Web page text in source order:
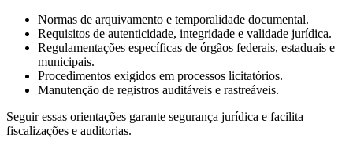
Normas de arquivamento e temporalidade documental.
Requisitos de autenticidade, integridade e validade jurídica.
Regulamentações específicas de órgãos federais, estaduais e
municipais.
Procedimentos exigidos em processos licitatórios.
Manutenção de registros auditáveis e rastreáveis.
Seguir essas orientações garante segurança jurídica e facilita
fiscalizações e auditorias.